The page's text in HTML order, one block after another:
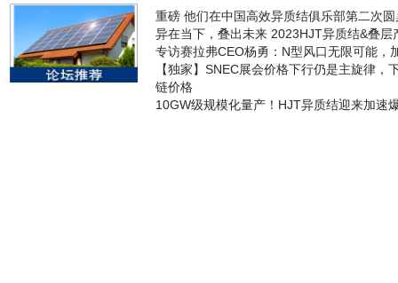
重磅 他们在中国高效异质结俱乐部第二次
异在当下，叠出未来 2023HJT异质结&叠层
专访赛拉弗CEO杨勇：N型风口无限可能，
【独家】SNEC展会价格下行仍是主旋律，
链价格
10GW级规模化量产！HJT异质结迎来加速